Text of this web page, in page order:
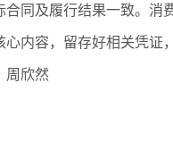
合同及履行结果一致。
心内容，留存好相关凭证
周欣然